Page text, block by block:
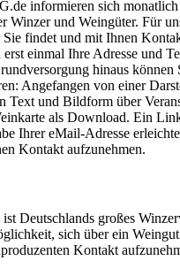
informieren sich monatlich
Winzer und Weingüter. Für
Sie findet und mit Ihnen
einmal Ihre Adresse und
hinaus können
Angefangen von einer
Text und Bildform über
als Download. Ein
Ihrer eMail-Adresse
Kontakt aufzunehmen.
Deutschlands großes
sich über ein
Kontakt